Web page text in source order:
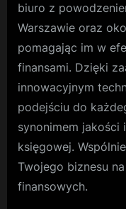
biuro z
Warszawie oraz
pomagając im w
finansami. Dzięki
innowacyjnym
podejściu do
synonimem
księgowej.
Twojego biznesu
finansowych.